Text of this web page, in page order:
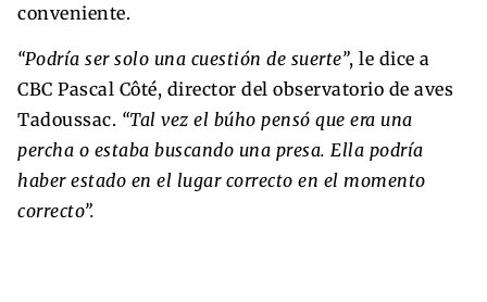
conveniente.
“Podría ser solo una cuestión de suerte”, le dice a
CBC Pascal Côté, director del observatorio de aves
Tadoussac. “Tal vez el búho pensó que era una
percha o estaba buscando una presa. Ella podría
haber estado en el lugar correcto en el momento
correcto”.